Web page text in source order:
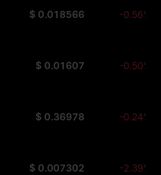
$ 0.018566 -0.56%
$ 0.01607 -0.50%
$ 0.36978 -0.24%
$ 0.007302 -2.39%